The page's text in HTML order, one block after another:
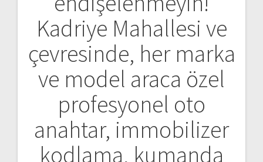
Kadriye Mahallesi ve
çevresinde, her marka
ve model araca özel
profesyonel oto
anahtar, immobilizer
kodlama, kumanda